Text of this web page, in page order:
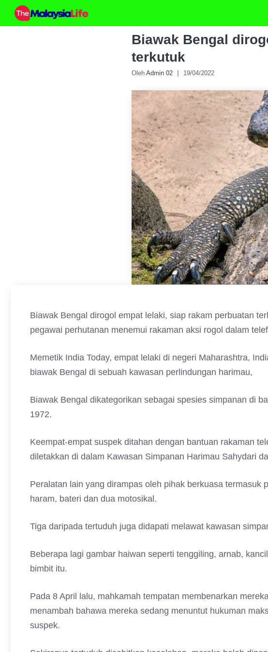
Skip
Biawak Bengal
terkutuk
Oleh Admin 02 19/04/2022
Biawak Bengal dirogol empat lelaki, siap rakam perbuatan
pegawai perhutanan menemui rakaman aksi rogol dalam
Memetik India Today, empat lelaki di negeri Maharashtra,
biawak Bengal di sebuah kawasan perlindungan harimau,
Biawak Bengal dikategorikan sebagai spesies simpanan di
1972.
Keempat-empat suspek ditahan dengan bantuan rakaman
diletakkan di dalam Kawasan Simpanan Harimau Sahydari
Peralatan lain yang dirampas oleh pihak berkuasa termasuk
haram, bateri dan dua motosikal.
Tiga daripada tertuduh juga didapati melawat kawasan
Beberapa lagi gambar haiwan seperti tenggiling, arnab,
bimbit itu.
Pada 8 April lalu, mahkamah tempatan membenarkan
menambah bahawa mereka sedang menuntut hukuman
suspek.